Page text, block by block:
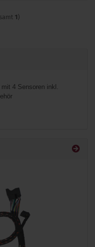
1)
4 Sensoren inkl.